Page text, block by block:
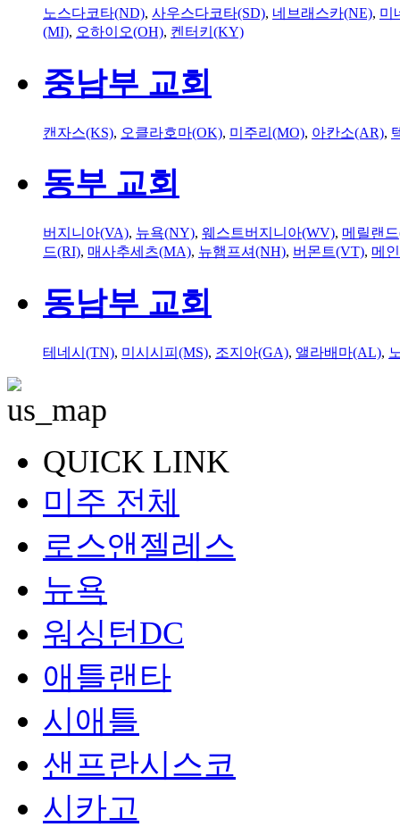
노스다코타(ND), 사우스다코타(SD), 네브래스카(NE), 미
(MI), 오하이오(OH), 켄터키(KY)
중남부 교회
캔자스(KS), 오클라호마(OK), 미주리(MO), 아칸소(AR),
동부 교회
버지니아(VA), 뉴욕(NY), 웨스트버지니아(WV), 메릴랜
드(RI), 매사추세츠(MA), 뉴햄프셔(NH), 버몬트(VT), 메
동남부 교회
테네시(TN), 미시시피(MS), 조지아(GA), 앨라배마(AL),
QUICK LINK
미주 전체
로스앤젤레스
뉴욕
워싱턴DC
애틀랜타
시애틀
샌프란시스코
시카고